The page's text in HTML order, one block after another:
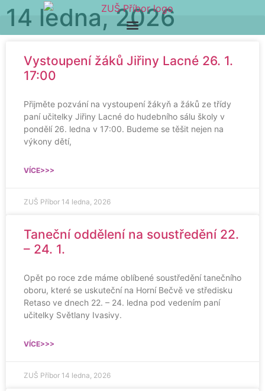
14 ledna, 2026
Vystoupení žáků Jiřiny Lacné 26. 1.
17:00
Přijměte pozvání na vystoupení žákyň a žáků ze třídy
paní učitelky Jiřiny Lacné do hudebního sálu školy v
pondělí 26. ledna v 17:00. Budeme se těšit nejen na
výkony dětí,
VÍCE>>>
ZUŠ Příbor 14 ledna, 2026
Taneční oddělení na soustředění 22.
– 24. 1.
Opět po roce zde máme oblíbené soustředění tanečního
oboru, které se uskuteční na Horní Bečvě ve středisku
Retaso ve dnech 22. – 24. ledna pod vedením paní
učitelky Světlany Ivasivy.
VÍCE>>>
ZUŠ Příbor 14 ledna, 2026